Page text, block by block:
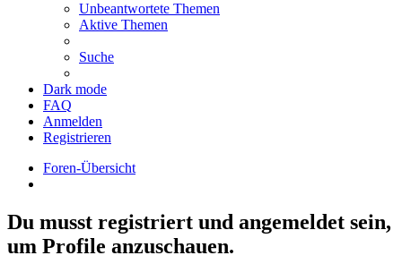
Unbeantwortete Themen
Aktive Themen
Suche
Dark mode
FAQ
Anmelden
Registrieren
Foren-Übersicht
Du musst registriert und angemeldet sein,
um Profile anzuschauen.